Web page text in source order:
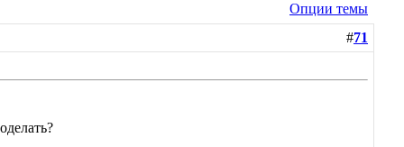
Опции темы
#71